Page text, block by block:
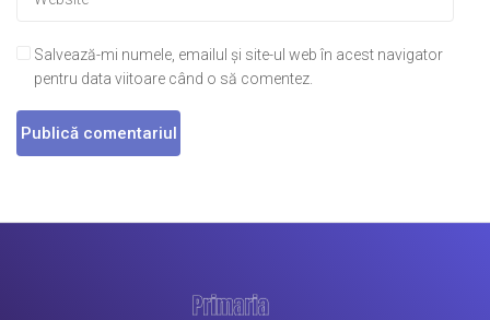
Salvează-mi numele, emailul și site-ul web în acest navigator
pentru data viitoare când o să comentez.